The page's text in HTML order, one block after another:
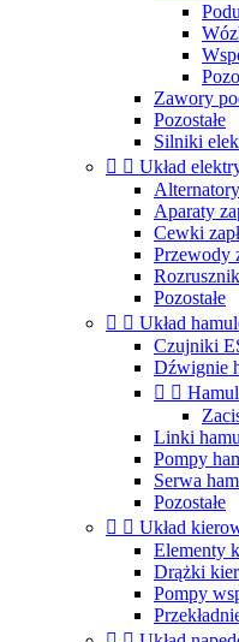
Zawory
Pozostałe
Silniki
  Układ
Alternatory
Aparaty
Cewki
Przewody
Pozostałe
  Układ
Czujniki
Dźwignie
 
Linki
Pompy
Serwa
Pozostałe
  Układ
Elementy
Drążki
Pompy